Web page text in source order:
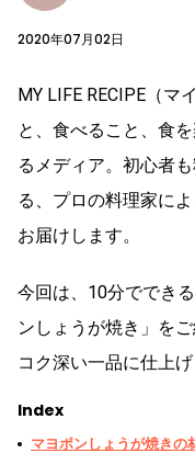
2020年07月02日
MY LIFE RECIPE（マ
と、食べること、食
るメディア。初心者
る、プロの料理家に
お届けします。
今回は、10分ででき
ンしょうが焼き」を
コク深い一品に仕上げ
Index
マヨポンしょうが焼きの